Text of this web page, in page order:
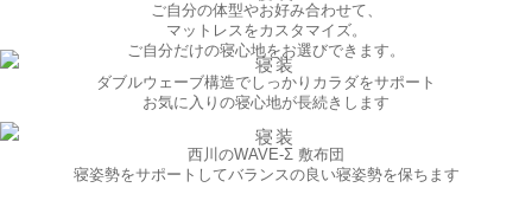
ご自分の体型やお好み合わせて、
マットレスをカスタマイズ。
ご自分だけの寝心地をお選びできます。
ダブルウェーブ構造でしっかりカラダをサポート
お気に入りの寝心地が長続きします
西川のWAVE-Σ 敷布団
寝姿勢をサポートしてバランスの良い寝姿勢を保ちます